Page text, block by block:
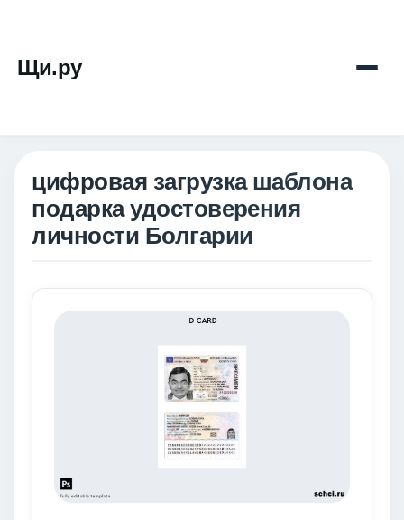
Щи.ру
цифровая загрузка шаблона
подарка удостоверения
личности Болгарии